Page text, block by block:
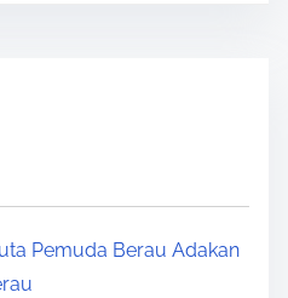
Pemuda Berau Adakan